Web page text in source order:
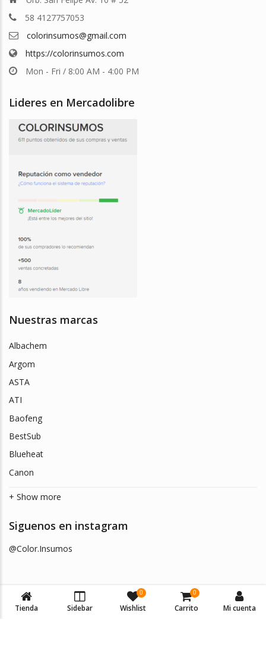
58 4127757053
colorinsumos@gmail.com
https://colorinsumos.com
Mon - Fri / 8:00 AM - 4:00 PM
Lideres en Mercadolibre
Nuestras marcas
Albachem
Argom
ASTA
ATI
Baofeng
BestSub
Blueheat
Canon
+ Show more
Siguenos en instagram
@Color.Insumos
© 2026 Color Insumos . Todos los derechos reservados.
Tienda Sidebar
0
Wishlist
0
Carrito Mi cuenta